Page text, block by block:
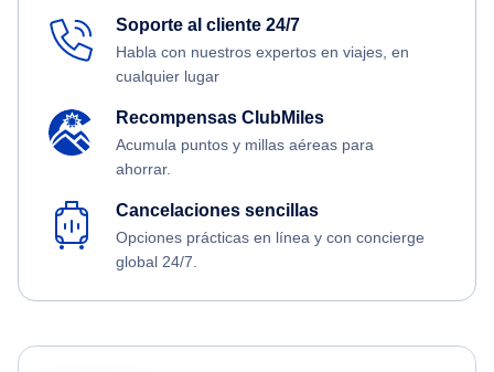
Soporte al cliente 24/7
Habla con nuestros expertos en viajes, en
cualquier lugar
Recompensas ClubMiles
Acumula puntos y millas aéreas para
ahorrar.
Cancelaciones sencillas
Opciones prácticas en línea y con concierge
global 24/7.